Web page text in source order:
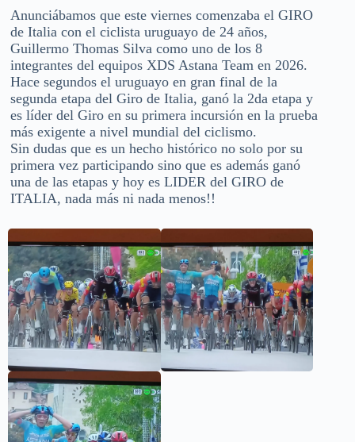
Anunciábamos que este viernes comenzaba el GIRO
de Italia con el ciclista uruguayo de 24 años,
Guillermo Thomas Silva como uno de los 8
integrantes del equipos XDS Astana Team en 2026.
Hace segundos el uruguayo en gran final de la
segunda etapa del Giro de Italia, ganó la 2da etapa y
es líder del Giro en su primera incursión en la prueba
más exigente a nivel mundial del ciclismo.
Sin dudas que es un hecho histórico no solo por su
primera vez participando sino que es además ganó
una de las etapas y hoy es LIDER del GIRO de
ITALIA, nada más ni nada menos!!